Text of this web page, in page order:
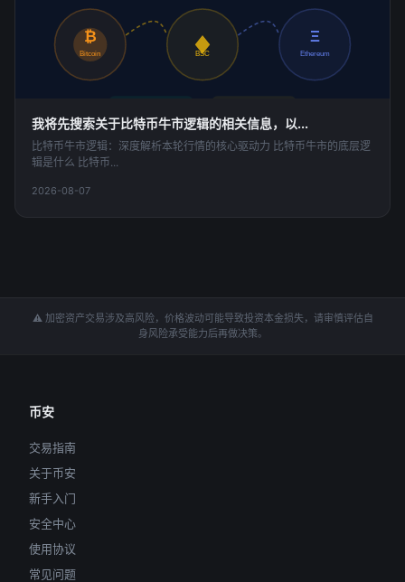
₿
Bitcoin BSC
Ξ
Ethereum
我将先搜索关于比特币牛市逻辑的相关信息，以...
比特币牛市逻辑：深度解析本轮行情的核心驱动力 比特币牛市的底层逻
辑是什么 比特币...
2026-08-07
⚠️ 加密资产交易涉及高风险，价格波动可能导致投资本金损失，请审慎评估自
身风险承受能力后再做决策。
币安
交易指南
关于币安
新手入门
安全中心
使用协议
常见问题